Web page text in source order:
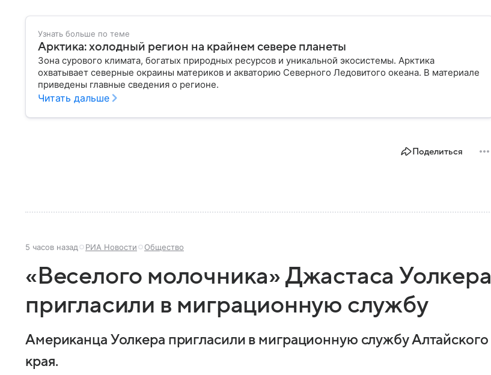
Узнать больше по теме
Арктика: холодный регион на крайнем севере планеты
Зона сурового климата, богатых природных ресурсов и уникальной экосистемы. Арктика
охватывает северные окраины материков и акваторию Северного Ледовитого океана. В материале
приведены главные сведения о регионе.
Читать дальше
Поделиться
5 часов назад РИА Новости Общество
«Веселого молочника» Джастаса Уолкера
пригласили в миграционную службу
Американца Уолкера пригласили в миграционную службу Алтайского
края.